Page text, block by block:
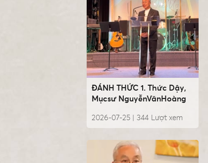
ĐÁNH THỨC 1. Thức Dậy,
Mụcsư NguyễnVănHoàng
2026-07-25 | Lượt xem
344